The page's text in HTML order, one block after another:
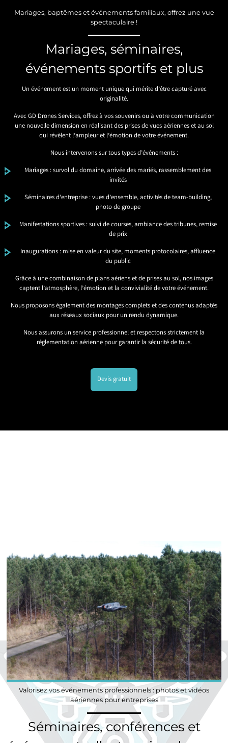
Mariages, baptêmes et événements familiaux, offrez une vue
spectaculaire !
Mariages, séminaires,
événements sportifs et plus
Un événement est un moment unique qui mérite d’être capturé avec
originalité.
Avec GD Drones Services, offrez à vos souvenirs ou à votre communication
une nouvelle dimension en réalisant des prises de vues aériennes et au sol
qui révèlent l’ampleur et l’émotion de votre événement.
Nous intervenons sur tous types d’événements :
Mariages : survol du domaine, arrivée des mariés, rassemblement des
invités
Séminaires d’entreprise : vues d’ensemble, activités de team-building,
photo de groupe
Manifestations sportives : suivi de courses, ambiance des tribunes, remise
de prix
Inaugurations : mise en valeur du site, moments protocolaires, affluence
du public
Grâce à une combinaison de plans aériens et de prises au sol, nos images
captent l’atmosphère, l’émotion et la convivialité de votre événement.
Nous proposons également des montages complets et des contenus adaptés
aux réseaux sociaux pour un rendu dynamique.
Nous assurons un service professionnel et respectons strictement la
réglementation aérienne pour garantir la sécurité de tous.
Devis gratuit
Valorisez vos événements professionnels : photos et vidéos
aériennes pour entreprises
Séminaires, conférences et